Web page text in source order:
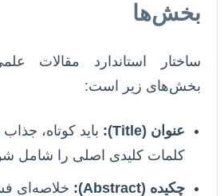
بخش‌ها
ساختار استاندارد مقالات
بخش‌های زیر است:
عنوان (Title):
باید کوتاه،
کلمات کلیدی اصلی را شامل
چکیده (Abstract): خلاصه‌ای